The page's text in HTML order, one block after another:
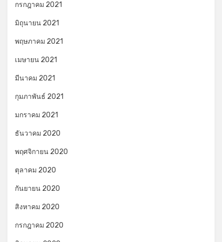
กรกฎาคม 2021
มิถุนายน 2021
พฤษภาคม 2021
เมษายน 2021
มีนาคม 2021
กุมภาพันธ์ 2021
มกราคม 2021
ธันวาคม 2020
พฤศจิกายน 2020
ตุลาคม 2020
กันยายน 2020
สิงหาคม 2020
กรกฎาคม 2020